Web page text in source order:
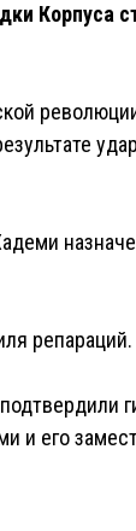
Корпуса
репараций.
его